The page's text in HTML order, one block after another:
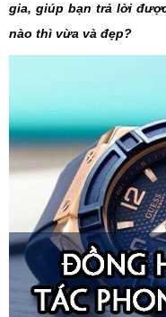
gia, giúp bạn trả lời
nào thì vừa và đẹp?